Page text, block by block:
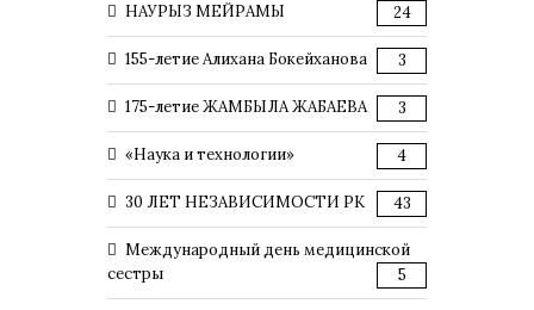
НАУРЫЗ МЕЙРАМЫ 24
155-летие Алихана Бокейханова 3
175-летие ЖАМБЫЛА ЖАБАЕВА 3
«Наука и технологии» 4
30 ЛЕТ НЕЗАВИСИМОСТИ РК 43
Международный день медицинской
сестры
5